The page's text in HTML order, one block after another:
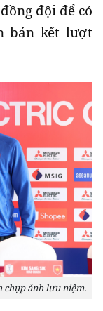
đội để có
bán kết lượt
chụp ảnh lưu niệm.